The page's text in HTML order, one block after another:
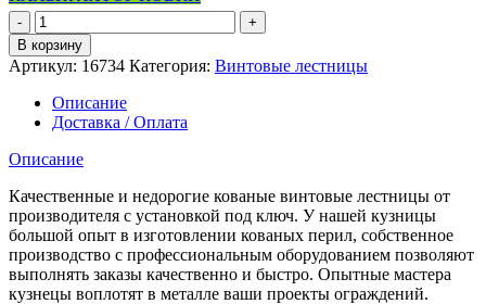
Количество
товара
Кованая
винтовая
лестница
с
белыми
перилами
В корзину
Артикул: 16734 Категория: Винтовые лестницы
Описание
Доставка / Оплата
Описание
Качественные и недорогие кованые винтовые лестницы от
производителя с установкой под ключ. У нашей кузницы
большой опыт в изготовлении кованых перил, собственное
производство с профессиональным оборудованием позволяют
выполнять заказы качественно и быстро. Опытные мастера
кузнецы воплотят в металле ваши проекты ограждений.